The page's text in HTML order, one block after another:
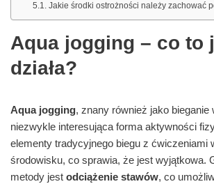
Jakie środki ostrożności należy zachować
Aqua jogging – co to
działa?
Aqua jogging, znany również jako bieganie
niezwykle interesująca forma aktywności
elementy tradycyjnego biegu z ćwiczeniami
środowisku, co sprawia, że jest wyjątkowa.
metody jest odciążenie stawów, co